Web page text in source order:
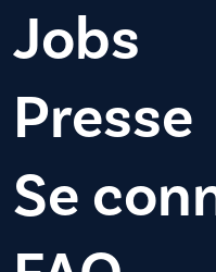
Jobs
Presse
Se